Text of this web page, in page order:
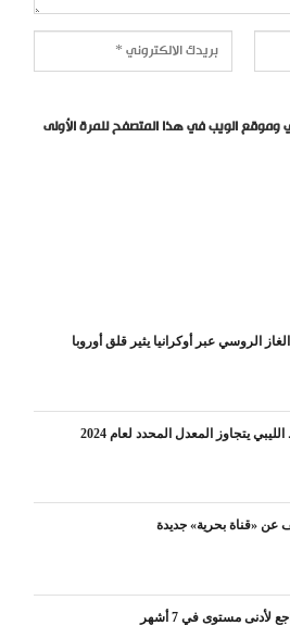
وموقع الويب في هذا المتصفح للمرة الأولى
الروسي عبر أوكرانيا يثير قلق أوروبا
يتجاوز المعدل المحدد لعام 2024
«قناة بحرية» جديدة
لأدنى مستوى في 7 أشهر